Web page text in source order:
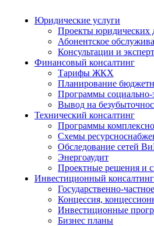
Юридические услуги
Проекты юридических
Абонентское
Консультации и
Финансовый консалтинг
Тарифы ЖКХ
Планирование
Программы социально-
Вывод на
Технический консалтинг
Программы
Схемы
Обследование сетей
Энергоаудит
Проектные решения и
Инвестиционный консалтинг
Государственно-
Концессия,
Инвестиционные
Бизнес планы